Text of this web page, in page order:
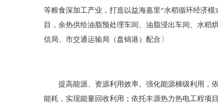
等粮食深加工产业，打造以益海嘉里“水稻循环经济
目，余热供给油脂预处理车间、油脂浸出车间、水稻
信局、市交通运输局（盘锦港）配合〕
提高能源、资源利用效率。强化能源梯级利用，依
能耗，实现能量回收利用；依托丰源热力热电工程项